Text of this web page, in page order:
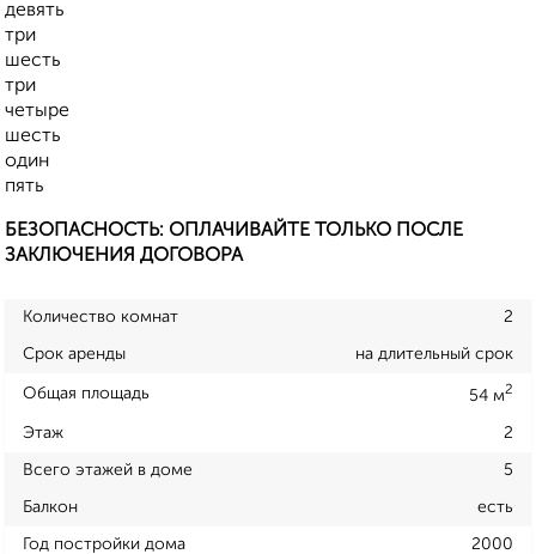
девять
три
шесть
три
четыре
шесть
один
пять
БЕЗОПАСНОСТЬ: ОПЛАЧИВАЙТЕ ТОЛЬКО ПОСЛЕ
ЗАКЛЮЧЕНИЯ ДОГОВОРА
Количество комнат 2
Срок аренды на длительный срок
Общая площадь 54 м2
Этаж 2
Всего этажей в доме 5
Балкон есть
Год постройки дома 2000